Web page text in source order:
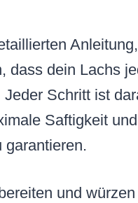
dass dein Lachs
Jeder Schritt ist
Saftigkeit und
garantieren.
und würzen